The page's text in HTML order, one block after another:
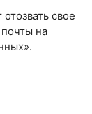
свое
на